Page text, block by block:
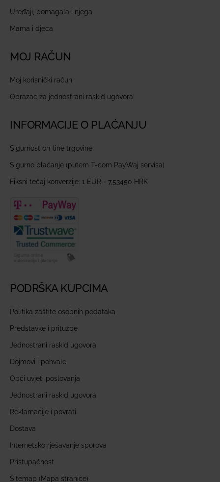
Uređaji, pomagala i njega
Mama i djeca
MOJ RAČUN
Moj korisnički račun
Obrazac za jednostrani raskid ugovora
INFORMACIJE O PLAĆANJU
Sigurnost on-line trgovine
Sigurno plaćanje (putem T-com PayWaj servisa)
Fiksni tečaj konverzije: 1 EUR = 7,53450 HRK
PODRŠKA KUPCIMA
Politika zaštite osobnih podataka
Predstavke i pritužbe
Jednostrani raskid ugovora
Dojmovi i pohvale
Opći uvjeti poslovanja
Jednostrani raskid ugovora
Reklamacije i povrati
Dostava
Internetsko rješavanje sporova
Pristupačnost
Sitemap (Mapa stranice)